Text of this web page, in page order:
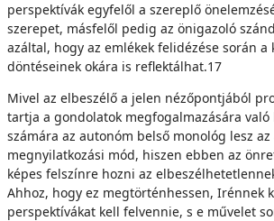
perspektívák egyfelől a szereplő
szerepet, másfelől pedig az önigazoló
azáltal, hogy az emlékek felidézése során a
döntéseinek okára is reflektálhat.17
Mivel az elbeszélő a jelen nézőpontjából
tartja a gondolatok megfogalmazására
számára az autonóm belső monológ lesz az
megnyilatkozási mód, hiszen ebben az
képes felszínre hozni az
Ahhoz, hogy ez megtörténhessen, Irénnek
perspektívákat kell felvennie, s e művelet